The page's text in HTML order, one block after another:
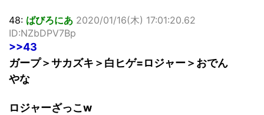
48: ばびろにあ 2020/01/16(木) 17:01:20.62
ID:NZbDPV7Bp
>>43
ガープ＞サカズキ＞白ヒゲ=ロジャー＞おでん
やな
ロジャーざっこw